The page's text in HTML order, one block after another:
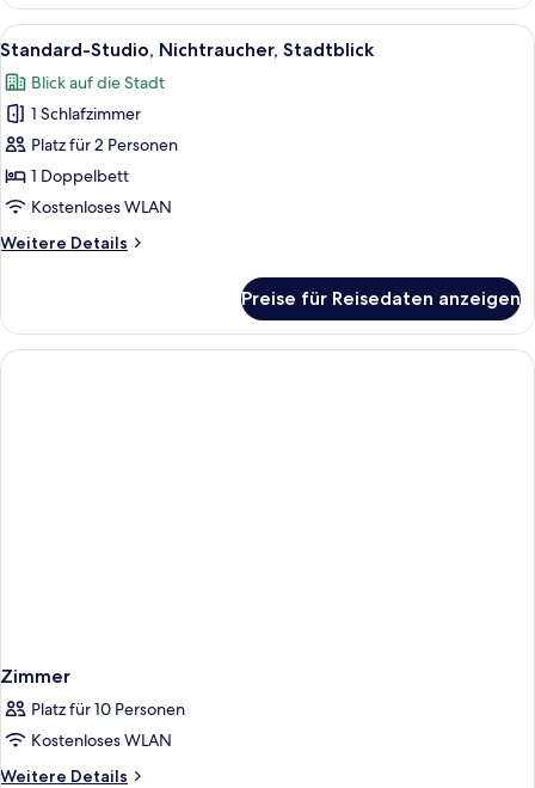
Alle
Fotos
für
Standard-
Studio,
Nichtraucher,
Stadtblick
Ein Hotelzimmer mit Bett,
5
Standard-Studio, Nichtraucher, Stadtblick
Blick auf die Stadt
1 Schlafzimmer
Platz für 2 Personen
1 Doppelbett
Kostenloses WLAN
Weitere Details
Weitere
Studio,
Nichtraucher,
Stadtblick
Preise für Reisedaten anzeigen
Zimmer
Platz für 10 Personen
Kostenloses WLAN
Weitere Details
Weitere